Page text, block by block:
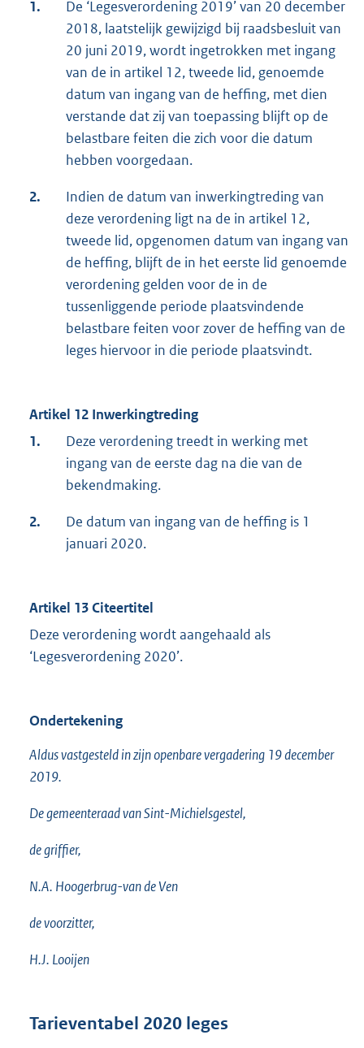
1.
De ‘Legesverordening 2019’ van 20 december
2018, laatstelijk gewijzigd bij raadsbesluit van
20 juni 2019, wordt ingetrokken met ingang
van de in artikel 12, tweede lid, genoemde
datum van ingang van de heffing, met dien
verstande dat zij van toepassing blijft op de
belastbare feiten die zich voor die datum
hebben voorgedaan.
2.
Indien de datum van inwerkingtreding van
deze verordening ligt na de in artikel 12,
tweede lid, opgenomen datum van ingang van
de heffing, blijft de in het eerste lid genoemde
verordening gelden voor de in de
tussenliggende periode plaatsvindende
belastbare feiten voor zover de heffing van de
leges hiervoor in die periode plaatsvindt.
Artikel 12 Inwerkingtreding
1.
Deze verordening treedt in werking met
ingang van de eerste dag na die van de
bekendmaking.
2.
De datum van ingang van de heffing is 1
januari 2020.
Artikel 13 Citeertitel
Deze verordening wordt aangehaald als
‘Legesverordening 2020’.
Ondertekening
Aldus vastgesteld in zijn openbare vergadering 19 december
2019.
De gemeenteraad van Sint-Michielsgestel,
de griffier,
N.A. Hoogerbrug-van de Ven
de voorzitter,
H.J. Looijen
Tarieventabel 2020 leges